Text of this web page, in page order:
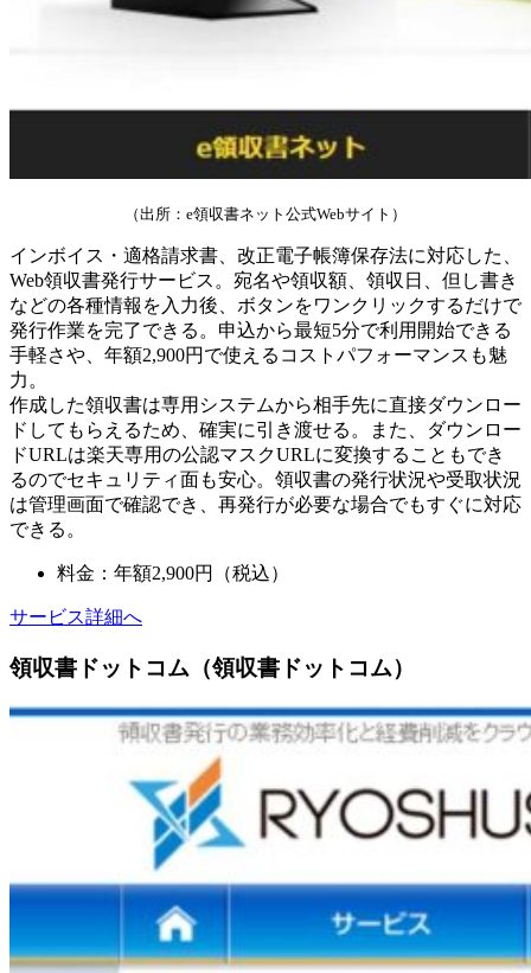
（出所：e領収書ネット公式Webサイト）
インボイス・適格請求書、改正電子帳簿保存法に対応した、
Web領収書発行サービス。宛名や領収額、領収日、但し書き
などの各種情報を入力後、ボタンをワンクリックするだけで
発行作業を完了できる。申込から最短5分で利用開始できる
手軽さや、年額2,900円で使えるコストパフォーマンスも魅
力。
作成した領収書は専用システムから相手先に直接ダウンロー
ドしてもらえるため、確実に引き渡せる。また、ダウンロー
ドURLは楽天専用の公認マスクURLに変換することもでき
るのでセキュリティ面も安心。領収書の発行状況や受取状況
は管理画面で確認でき、再発行が必要な場合でもすぐに対応
できる。
料金：年額2,900円（税込）
サービス詳細へ
領収書ドットコム（領収書ドットコム）